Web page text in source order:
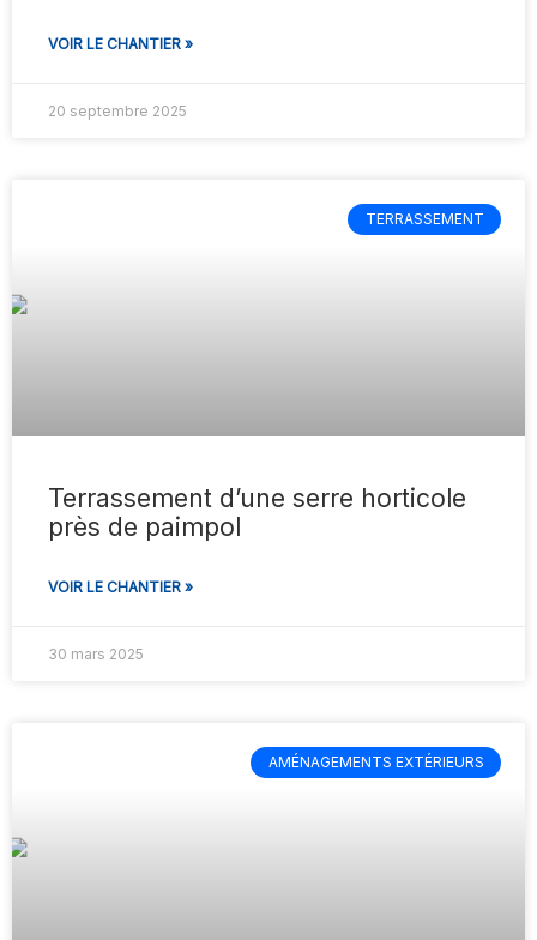
VOIR LE CHANTIER »
20 septembre 2025
TERRASSEMENT
Terrassement d’une serre horticole
près de paimpol
VOIR LE CHANTIER »
30 mars 2025
AMÉNAGEMENTS EXTÉRIEURS